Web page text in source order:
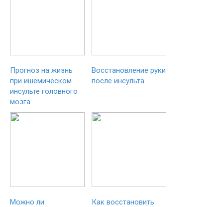
Прогноз на жизнь
при ишемическом
инсульте головного
мозга
Восстановление руки
после инсульта
Можно ли
Как восстановить